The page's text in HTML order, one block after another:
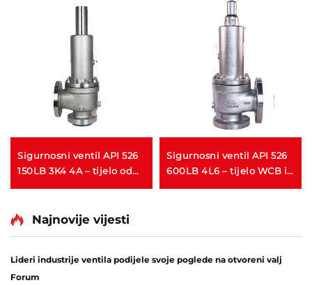
Sigurnosni ventil API 526
150LB 3K4 4A – tijelo od
paru i morsku vodu
brodogradnju i
postrojenja za
Sigurnosni ventil API 526
600LB 4L6 – tijelo WCB i
Najnovije vijesti
Lideri industrije ventila podijele svoje poglede na otvoreni valj
Forum